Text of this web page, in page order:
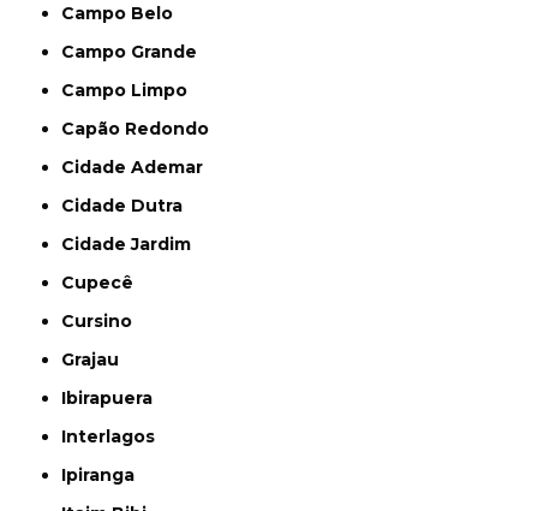
Campo Belo
Campo Grande
Campo Limpo
Capão Redondo
Cidade Ademar
Cidade Dutra
Cidade Jardim
Cupecê
Cursino
Grajau
Ibirapuera
Interlagos
Ipiranga